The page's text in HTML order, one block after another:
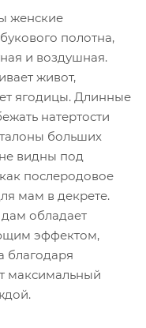
женские
полотна,
и воздушная.
живот,
ягодицы. Длинные
натертости
больших
видны под
послеродовое
мам в декрете.
обладает
эффектом,
благодаря
максимальный